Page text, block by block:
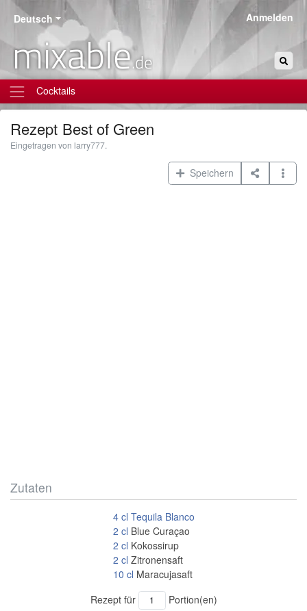
Deutsch
mixable.de
Anmelden
Cocktails
Rezept Best of Green
Eingetragen von larry777.
Speichern
Zutaten
4 cl Tequila Blanco
2 cl Blue Curaçao
2 cl Kokossirup
2 cl Zitronensaft
10 cl Maracujasaft
Rezept für
Portion(en)